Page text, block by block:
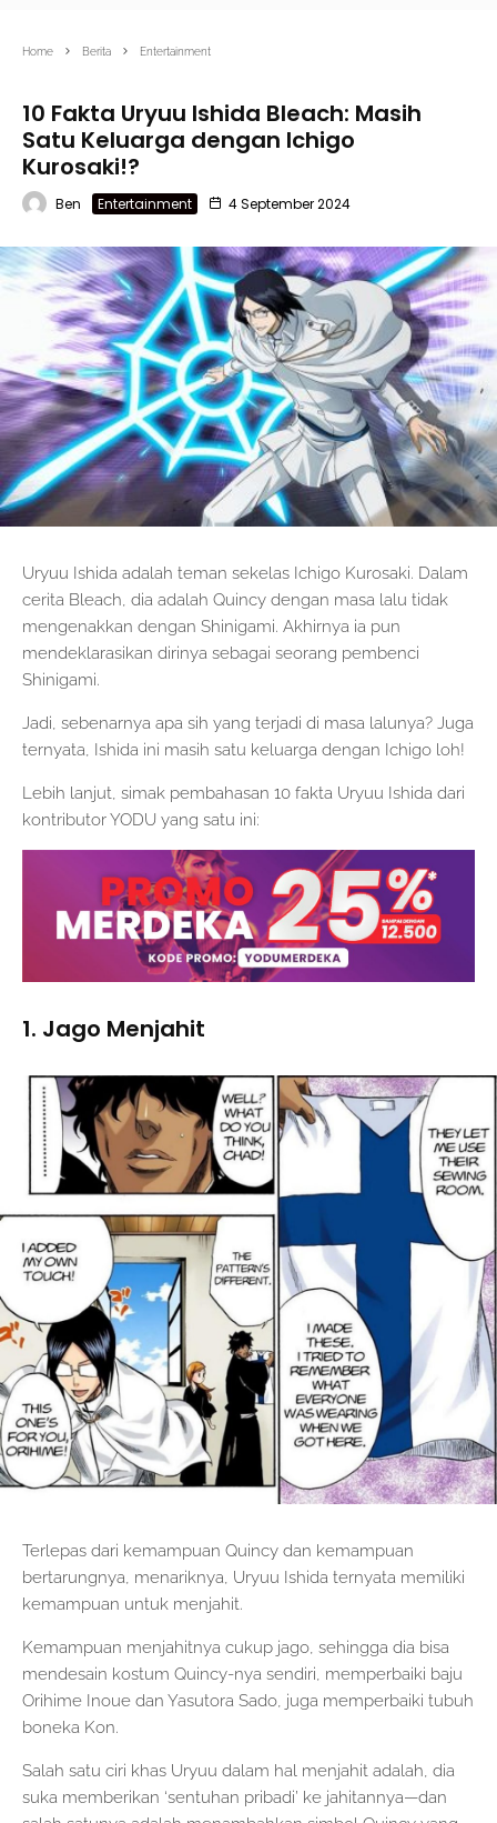
Home Berita Entertainment
10 Fakta Uryuu Ishida Bleach: Masih
Satu Keluarga dengan Ichigo
Kurosaki!?
Ben Entertainment 4 September 2024
Uryuu Ishida adalah teman sekelas Ichigo Kurosaki. Dalam
cerita Bleach, dia adalah Quincy dengan masa lalu tidak
mengenakkan dengan Shinigami. Akhirnya ia pun
mendeklarasikan dirinya sebagai seorang pembenci
Shinigami.
Jadi, sebenarnya apa sih yang terjadi di masa lalunya? Juga
ternyata, Ishida ini masih satu keluarga dengan Ichigo loh!
Lebih lanjut, simak pembahasan 10 fakta Uryuu Ishida dari
kontributor YODU yang satu ini:
1. Jago Menjahit
Terlepas dari kemampuan Quincy dan kemampuan
bertarungnya, menariknya, Uryuu Ishida ternyata memiliki
kemampuan untuk menjahit.
Kemampuan menjahitnya cukup jago, sehingga dia bisa
mendesain kostum Quincy-nya sendiri, memperbaiki baju
Orihime Inoue dan Yasutora Sado, juga memperbaiki tubuh
boneka Kon.
Salah satu ciri khas Uryuu dalam hal menjahit adalah, dia
suka memberikan ‘sentuhan pribadi’ ke jahitannya—dan